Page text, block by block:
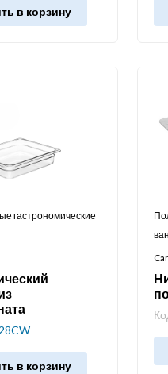
в корзину
гастрономические
28CW
в корзину